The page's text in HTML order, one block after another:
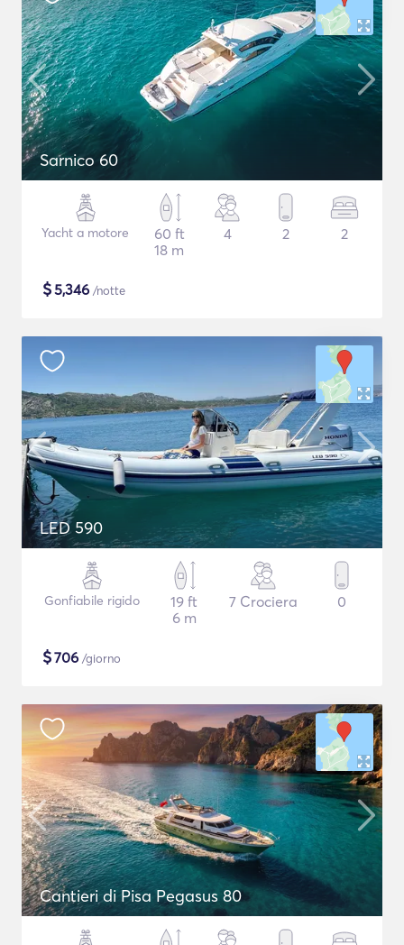
Sarnico 60
Yacht a motore
60 ft
18 m
4 2 2
$5,346 /notte
LED 590
Gonfiabile rigido
19 ft
6 m
7 Crociera 0
$706 /giorno
Cantieri di Pisa Pegasus 80